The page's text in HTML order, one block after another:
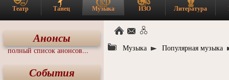
Театр Танец Музыка ИЗО Литература
Анонсы
полный список анонсов...
События
Музыка Популярная музыка